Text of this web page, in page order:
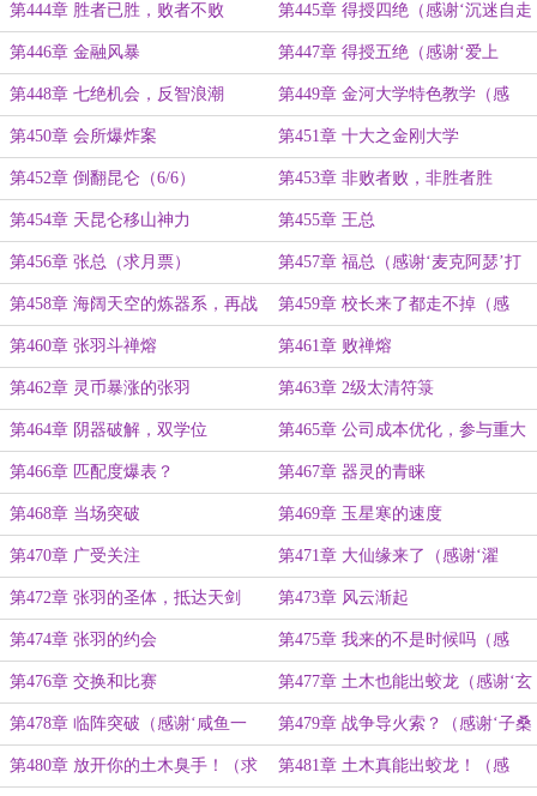
第444章 胜者已胜，败者不败 第445章 得授四绝（感谢‘沉迷自走
棋ing’送白真真10双丝袜）
第446章 金融风暴 第447章 得授五绝（感谢‘爱上
fiji’送白真真10双丝袜）
第448章 七绝机会，反智浪潮 第449章 金河大学特色教学（感
谢‘不一样的烟火li’打赏盟主）
第450章 会所爆炸案 第451章 十大之金刚大学
第452章 倒翻昆仑（6/6） 第453章 非败者败，非胜者胜
第454章 天昆仑移山神力 第455章 王总
第456章 张总（求月票） 第457章 福总（感谢‘麦克阿瑟’打
赏盟主）
第458章 海阔天空的炼器系，再战
金刚
第459章 校长来了都走不掉（感
谢‘微茫一角’的盟主）
第460章 张羽斗禅熔 第461章 败禅熔
第462章 灵币暴涨的张羽 第463章 2级太清符箓
第464章 阴器破解，双学位 第465章 公司成本优化，参与重大
实验项目
第466章 匹配度爆表？ 第467章 器灵的青睐
第468章 当场突破 第469章 玉星寒的速度
第470章 广受关注 第471章 大仙缘来了（感谢‘濯
妖’的盟主）
第472章 张羽的圣体，抵达天剑 第473章 风云渐起
第474章 张羽的约会 第475章 我来的不是时候吗（感
谢‘麻麻哋喇’送白真真10双丝袜）
第476章 交换和比赛 第477章 土木也能出蛟龙（感谢‘玄
元清寰’给褔姬喂同事成盟主）
第478章 临阵突破（感谢‘咸鱼一
号’给张羽转了很多钱成盟主）
第479章 战争导火索？（感谢‘子桑
凌风’送白真真10双丝袜）
第480章 放开你的土木臭手！（求 第481章 土木真能出蛟龙！（感